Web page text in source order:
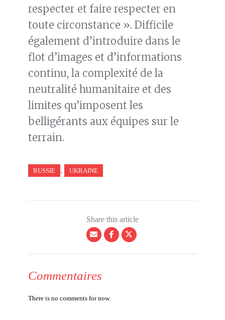
respecter et faire respecter en
toute circonstance ». Difficile
également d’introduire dans le
flot d’images et d’informations
continu, la complexité de la
neutralité humanitaire et des
limites qu’imposent les
belligérants aux équipes sur le
terrain.
RUSSIE , UKRAINE
Share this article
Commentaires
There is no comments for now.